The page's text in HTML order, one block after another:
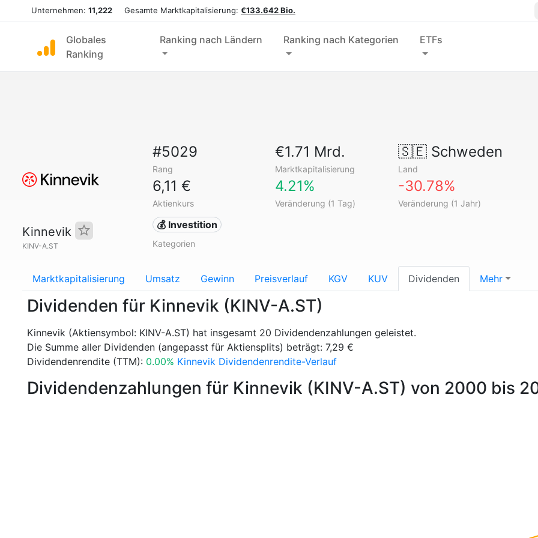
Unternehmen: 11,222 Gesamte Marktkapitalisierung: €133.642 Bio.
Globales
Ranking
Ranking nach Ländern Ranking nach Kategorien ETFs
Kinnevik
KINV-A.ST
#5029
Rang
€1.71 Mrd.
Marktkapitalisierung
🇸🇪Schweden
Land
6,11 €
Aktienkurs
4.21%
Veränderung (1 Tag)
-30.78%
Veränderung (1 Jahr)
💰 Investition
Kategorien
Marktkapitalisierung Umsatz Gewinn Preisverlauf KGV KUV Dividenden Mehr
Dividenden für Kinnevik (KINV-A.ST)
Kinnevik (Aktiensymbol: KINV-A.ST) hat insgesamt 20 Dividendenzahlungen geleistet.
Die Summe aller Dividenden (angepasst für Aktiensplits) beträgt: 7,29 €
Dividendenrendite (TTM): 0.00% Kinnevik Dividendenrendite-Verlauf
Dividendenzahlungen für Kinnevik (KINV-A.ST) von 2000 bis